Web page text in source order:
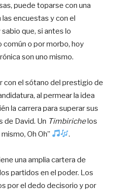
puede toparse con una
encuestas y con el
que, si antes lo
o por morbo, hoy
son uno mismo.
con el sótano del prestigio de
al permear la idea
la carrera para superar sus
de David. Un Timbirichelos
Oh Oh” .
una amplia cartera de
partidos en el poder. Los
por el dedo decisorio y por